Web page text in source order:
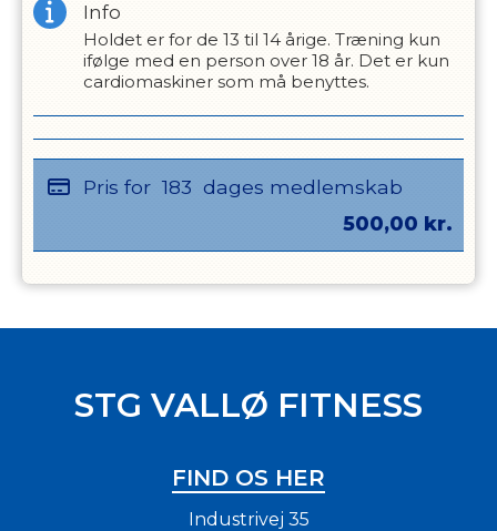
Info
Holdet er for de 13 til 14 årige. Træning kun
ifølge med en person over 18 år. Det er kun
cardiomaskiner som må benyttes.
Pris for 183 dages medlemskab
500,00 kr.
STG VALLØ FITNESS
FIND OS HER
Industrivej 35